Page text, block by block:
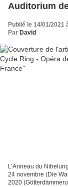
Auditorium
Publié le 14/01/2021
Par David
L’Anneau du
24 novembre (Die
2020